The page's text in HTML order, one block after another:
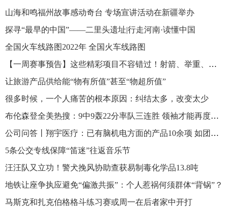
山海和鸣福州故事感动奇台 专场宣讲活动在新疆举办
探寻“最早的中国”——二里头遗址|行走河南·读懂中国
全国火车线路图2022年 全国火车线路图
【一周赛事预告】这些精彩项目不容错过！射箭、举重、场地车......
让旅游产品供给能“物有所值”甚至“物超所值”
很多时候，一个人痛苦的根本原因：纠结太多，改变太少
布伦森登全美热搜：9中9轰22分率队三连胜 领袖才能再度扎心库班
公司问答丨翔宇医疗：已有脑机电方面的产品10余项 如团体生物反馈训练系统
5条公交专线保障“笛迷”往返音乐节
汪汪队又立功！警犬挽风协助查获易制毒化学品13.8吨
地铁让座争执应避免“偏激共振”：个人惹祸何须群体“背锅”？
马斯克和扎克伯格格斗练习赛或周一在后者家中开打